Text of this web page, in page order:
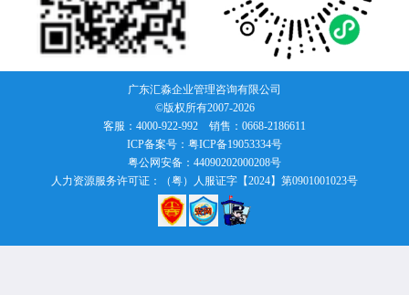
广东汇淼企业管理咨询有限公司
©版权所有2007-2026
客服：4000-922-992 销售：0668-2186611
ICP备案号：粤ICP备19053334号
粤公网安备：44090202000208号
人力资源服务许可证：（粤）人服证字【2024】第0901001023号